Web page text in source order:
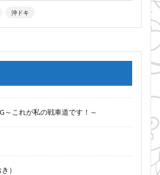
沖ドキ
～これが私の戦車道です！～
）